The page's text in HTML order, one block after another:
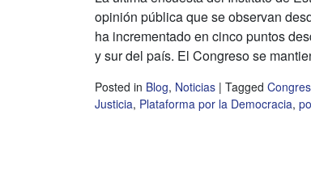
opinión pública que se observan
ha incrementado en cinco puntos
y sur del país. El Congreso se
Posted in Blog, Noticias | Tagged
Justicia, Plataforma por la Democracia,